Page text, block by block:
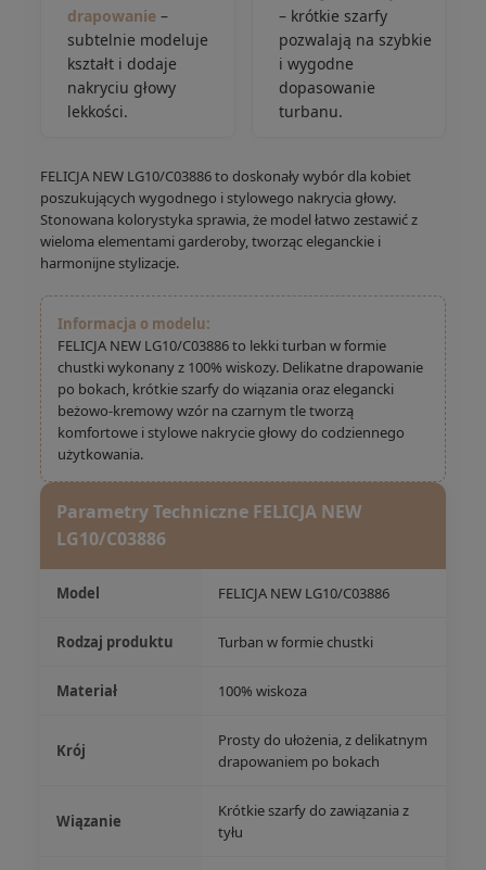
drapowanie –
subtelnie modeluje
kształt i dodaje
nakryciu głowy
lekkości.
– krótkie szarfy
pozwalają na szybkie
i wygodne
dopasowanie
turbanu.
FELICJA NEW LG10/C03886 to doskonały wybór dla kobiet
poszukujących wygodnego i stylowego nakrycia głowy.
Stonowana kolorystyka sprawia, że model łatwo zestawić z
wieloma elementami garderoby, tworząc eleganckie i
harmonijne stylizacje.
Informacja o modelu:
FELICJA NEW LG10/C03886 to lekki turban w formie
chustki wykonany z 100% wiskozy. Delikatne drapowanie
po bokach, krótkie szarfy do wiązania oraz elegancki
beżowo-kremowy wzór na czarnym tle tworzą
komfortowe i stylowe nakrycie głowy do codziennego
użytkowania.
Parametry Techniczne FELICJA NEW
LG10/C03886
Model FELICJA NEW LG10/C03886
Rodzaj produktu Turban w formie chustki
Materiał 100% wiskoza
Krój
Prosty do ułożenia, z delikatnym
drapowaniem po bokach
Wiązanie
Krótkie szarfy do zawiązania z
tyłu